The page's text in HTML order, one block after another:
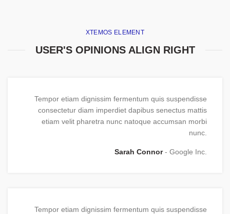
XTEMOS ELEMENT
USER'S OPINIONS ALIGN RIGHT
Tempor etiam dignissim fermentum quis suspendisse
consectetur diam imperdiet dapibus senectus mattis
etiam velit pharetra nunc natoque accumsan morbi
nunc.
Sarah Connor Google Inc.
Tempor etiam dignissim fermentum quis suspendisse